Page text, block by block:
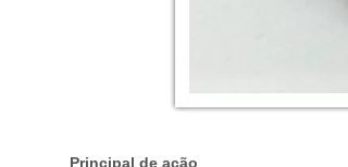
Principal de ação